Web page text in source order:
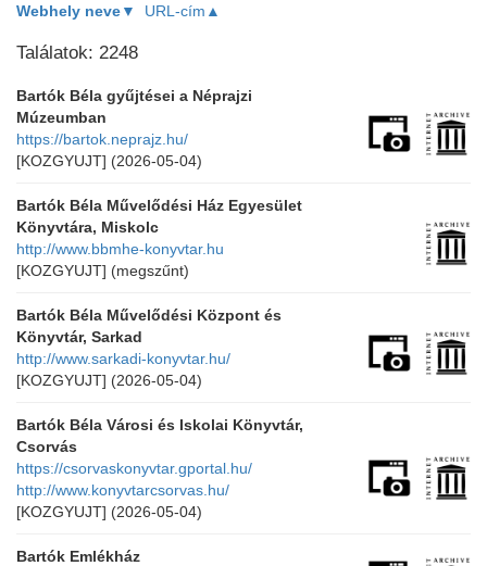
Webhely neve▼ URL-cím▲
Találatok: 2248
Bartók Béla gyűjtései a Néprajzi
Múzeumban
https://bartok.neprajz.hu/
[KOZGYUJT] (2026-05-04)
Bartók Béla Művelődési Ház Egyesület
Könyvtára, Miskolc
http://www.bbmhe-konyvtar.hu
[KOZGYUJT] (megszűnt)
Bartók Béla Művelődési Központ és
Könyvtár, Sarkad
http://www.sarkadi-konyvtar.hu/
[KOZGYUJT] (2026-05-04)
Bartók Béla Városi és Iskolai Könyvtár,
Csorvás
https://csorvaskonyvtar.gportal.hu/
http://www.konyvtarcsorvas.hu/
[KOZGYUJT] (2026-05-04)
Bartók Emlékház